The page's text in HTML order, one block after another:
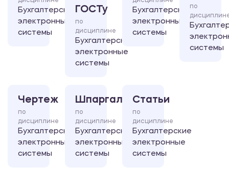
Бухгалтерские
электронные
системы
ГОСТу
по
дисциплине
Бухгалтерские
электронные
системы
Бухгалтерские
электронные
системы
по
системы
Чертеж
по
дисциплине
Бухгалтерские
электронные
системы
Шпаргалка
по
дисциплине
Бухгалтерские
электронные
системы
Статьи
по
дисциплине
Бухгалтерские
электронные
системы